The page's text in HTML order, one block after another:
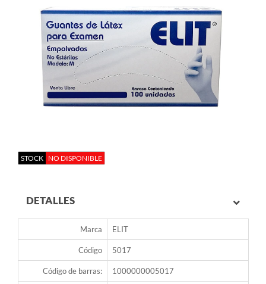
STOCK NO DISPONIBLE
DETALLES
Marca ELIT
Código 5017
Código de barras: 1000000005017